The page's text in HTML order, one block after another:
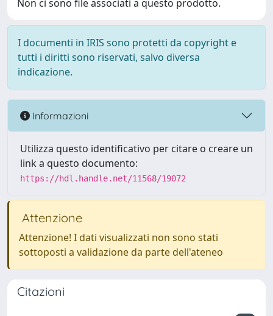
Non ci sono file associati a questo prodotto.
I documenti in IRIS sono protetti da copyright e
tutti i diritti sono riservati, salvo diversa
indicazione.
Informazioni
Utilizza questo identificativo per citare o creare un
link a questo documento:
https://hdl.handle.net/11568/19072
Attenzione
Attenzione! I dati visualizzati non sono stati
sottoposti a validazione da parte dell'ateneo
Citazioni